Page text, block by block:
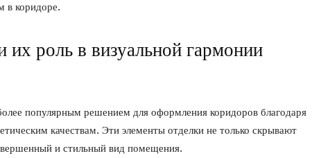
в коридоре.
роль в визуальной гармонии
популярным решением для оформления коридоров благодаря
качествам. Эти элементы отделки не только скрывают
и стильный вид помещения.